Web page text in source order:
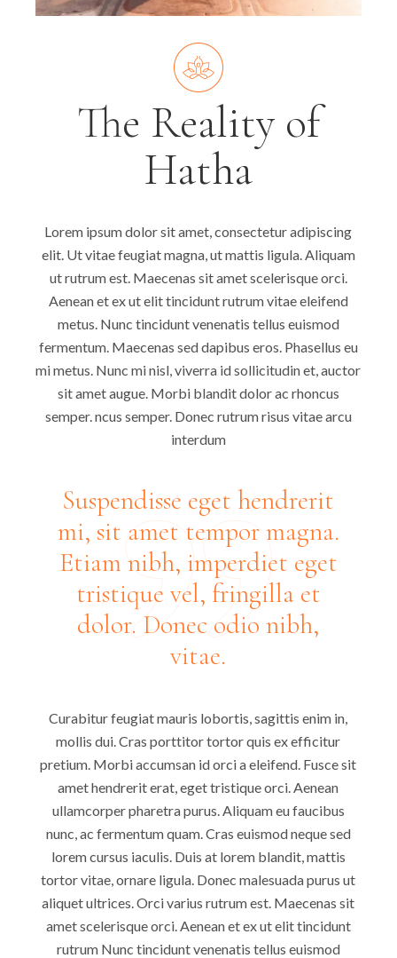
The Reality of
Hatha
Lorem ipsum dolor sit amet, consectetur adipiscing
elit. Ut vitae feugiat magna, ut mattis ligula. Aliquam
ut rutrum est. Maecenas sit amet scelerisque orci.
Aenean et ex ut elit tincidunt rutrum vitae eleifend
metus. Nunc tincidunt venenatis tellus euismod
fermentum. Maecenas sed dapibus eros. Phasellus eu
mi metus. Nunc mi nisl, viverra id sollicitudin et, auctor
sit amet augue. Morbi blandit dolor ac rhoncus
semper. ncus semper. Donec rutrum risus vitae arcu
interdum
Suspendisse eget hendrerit
mi, sit amet tempor magna.
Etiam nibh, imperdiet eget
tristique vel, fringilla et
dolor. Donec odio nibh,
vitae.
Curabitur feugiat mauris lobortis, sagittis enim in,
mollis dui. Cras porttitor tortor quis ex efficitur
pretium. Morbi accumsan id orci a eleifend. Fusce sit
amet hendrerit erat, eget tristique orci. Aenean
ullamcorper pharetra purus. Aliquam eu faucibus
nunc, ac fermentum quam. Cras euismod neque sed
lorem cursus iaculis. Duis at lorem blandit, mattis
tortor vitae, ornare ligula. Donec malesuada purus ut
aliquet ultrices. Orci varius rutrum est. Maecenas sit
amet scelerisque orci. Aenean et ex ut elit tincidunt
rutrum Nunc tincidunt venenatis tellus euismod